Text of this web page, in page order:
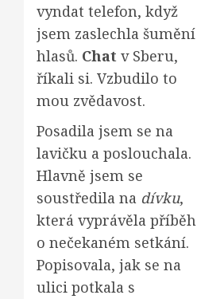
vyndat telefon, když
jsem zaslechla šumění
hlasů. Chat v Sberu,
říkali si. Vzbudilo to
mou zvědavost.
Posadila jsem se na
lavičku a poslouchala.
Hlavně jsem se
soustředila na dívku,
která vyprávěla příběh
o nečekaném setkání.
Popisovala, jak se na
ulici potkala s